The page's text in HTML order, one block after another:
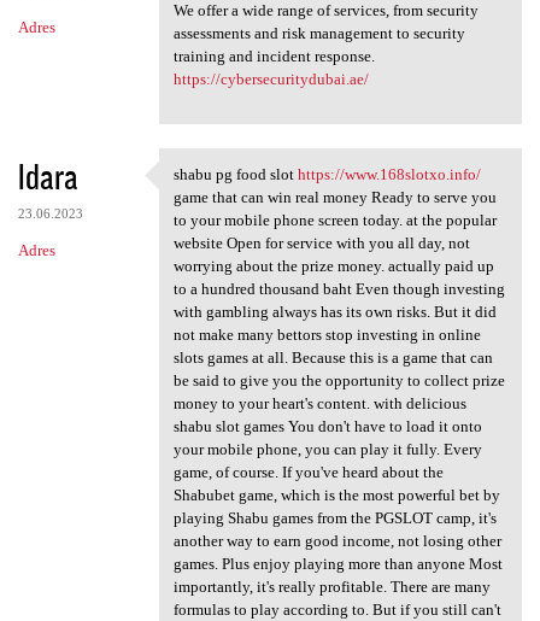
Adres
We offer a wide range of services, from security
assessments and risk management to security
training and incident response.
https://cybersecuritydubai.ae/
ldara
23.06.2023
Adres
shabu pg food slot https:/
shabu pg food slot https://www.168slotxo.info/
game that can win real money Ready to serve you
to your mobile phone screen today. at the popular
website Open for service with you all day, not
worrying about the prize money. actually paid up
to a hundred thousand baht Even though investing
with gambling always has its own risks. But it did
not make many bettors stop investing in online
slots games at all. Because this is a game that can
be said to give you the opportunity to collect prize
money to your heart's content. with delicious
shabu slot games You don't have to load it onto
your mobile phone, you can play it fully. Every
game, of course. If you've heard about the
Shabubet game, which is the most powerful bet by
playing Shabu games from the PGSLOT camp, it's
another way to earn good income, not losing other
games. Plus enjoy playing more than anyone Most
importantly, it's really profitable. There are many
formulas to play according to. But if you still can't